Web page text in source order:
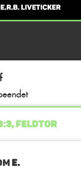
FELDTOR
E.